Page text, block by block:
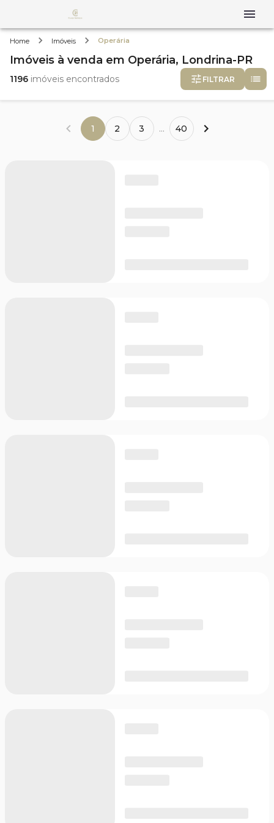
Home Imóveis Operária
Imóveis à venda em Operária, Londrina-PR
1196 imóveis encontrados FILTRAR
1 2 3 ... 40